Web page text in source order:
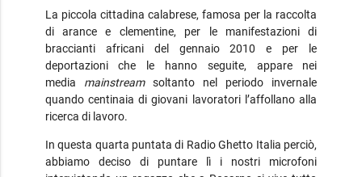
La piccola cittadina calabrese, famosa per la raccolta
di arance e clementine, per le manifestazioni di
braccianti africani del gennaio 2010 e per le
deportazioni che le hanno seguite, appare nei
media mainstreamsoltanto nel periodo invernale
quando centinaia di giovani lavoratori l’affollano alla
ricerca di lavoro.
In questa quarta puntata di Radio Ghetto Italia perciò,
abbiamo deciso di puntare lì i nostri microfoni